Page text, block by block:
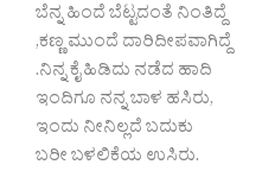
ಬೆನ್ನ ಹಿಂದೆ ಬೆಟ್ಟದಂತೆ ನಿಂತಿದ್ದೆ
,ಕಣ್ಣ ಮುಂದೆ ದಾರಿದೀಪವಾಗಿದ್ದೆ
.ನಿನ್ನ ಕೈ ಹಿಡಿದು ನಡೆದ ಹಾದಿ
ಇಂದಿಗೂ ನನ್ನ ಬಾಳ ಹಸಿರು,
ಇಂದು ನೀನಿಲ್ಲದೆ ಬದುಕು
ಬರೀ ಬಳಲಿಕೆಯ ಉಸಿರು.